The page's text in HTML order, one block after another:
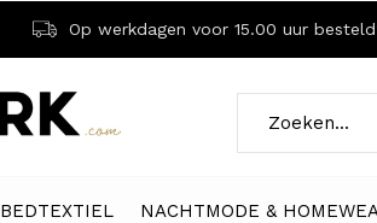
BEDTEXTIEL NACHTMODE &
Op werkdagen voor 15.00 uur besteld?